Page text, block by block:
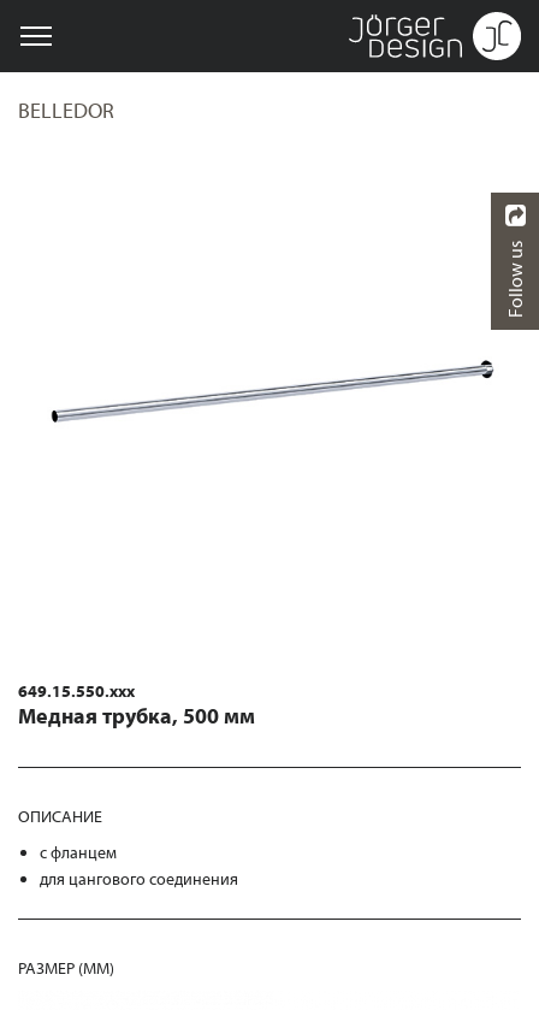
BELLEDOR
649.15.550.xxx
Медная трубка, 500 мм
ОПИСАНИЕ
с фланцем
для цангового соединения
РАЗМЕР (MM)
Follow us